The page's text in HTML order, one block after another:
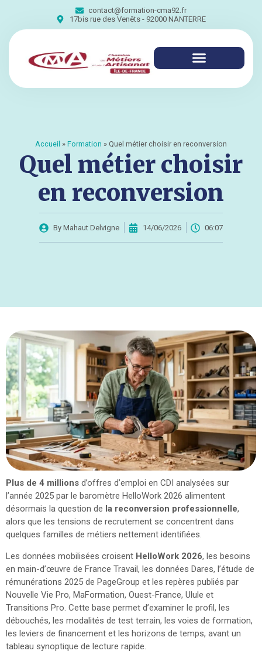
contact@formation-cma92.fr
17bis rue des Venêts - 92000 NANTERRE
Accueil » Formation » Quel métier choisir en reconversion
Quel métier choisir
en reconversion
By Mahaut Delvigne 14/06/2026 06:07
Plus de 4 millions d’offres d’emploi en CDI analysées sur
l’année 2025 par le baromètre HelloWork 2026 alimentent
désormais la question de la reconversion professionnelle,
alors que les tensions de recrutement se concentrent dans
quelques familles de métiers nettement identifiées.
Les données mobilisées croisent HelloWork 2026, les besoins
en main-d’œuvre de France Travail, les données Dares, l’étude de
rémunérations 2025 de PageGroup et les repères publiés par
Nouvelle Vie Pro, MaFormation, Ouest-France, Ulule et
Transitions Pro. Cette base permet d’examiner le profil, les
débouchés, les modalités de test terrain, les voies de formation,
les leviers de financement et les horizons de temps, avant un
tableau synoptique de lecture rapide.